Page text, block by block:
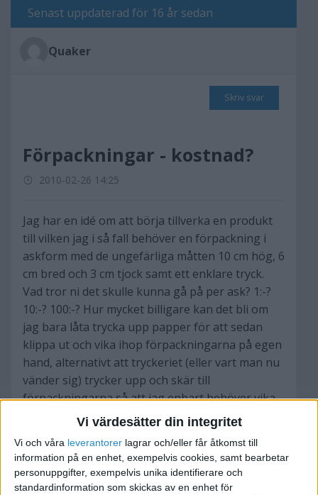
Vi värdesätter din integritet
Vi och våra leverantorer lagrar och/eller får åtkomst till
information på en enhet, exempelvis cookies, samt bearbetar
personuppgifter, exempelvis unika identifierare och
standardinformation som skickas av en enhet för
Senast uppdaterad för 16 år sedan
Quaker
Skriv svar
Förpackningar - kostnad?
2010-02-26 14:25
Jag har en idé om att börja tillverka en produkt
till vilken jag i så fall behöver en förpackning i
askform med de ungefärliga måtten 10 cm hög, 6
cm bred och 3 cm tjock samt ett enklare tryck.
Vad tror ni det skulle kunna gå på per ask? 1:-?
10:-? 100:-? Hur mycket billigare kan det bli om
jag bara låta trycka upp papper för att sedan
klippa ut och vika ihop förpackningarna på egen
hand, alternativt att tryckeriet (eller vart man nu
vänder sig) trycker upp och skär till
förpackningarna så att jag enbart behöver vika
ihop dom själv?
Kan tillägga att om jag nu bestämmer mig för att
börja tillverka den här produkten så ämnar jag
beställa 200-300 askar till en början.